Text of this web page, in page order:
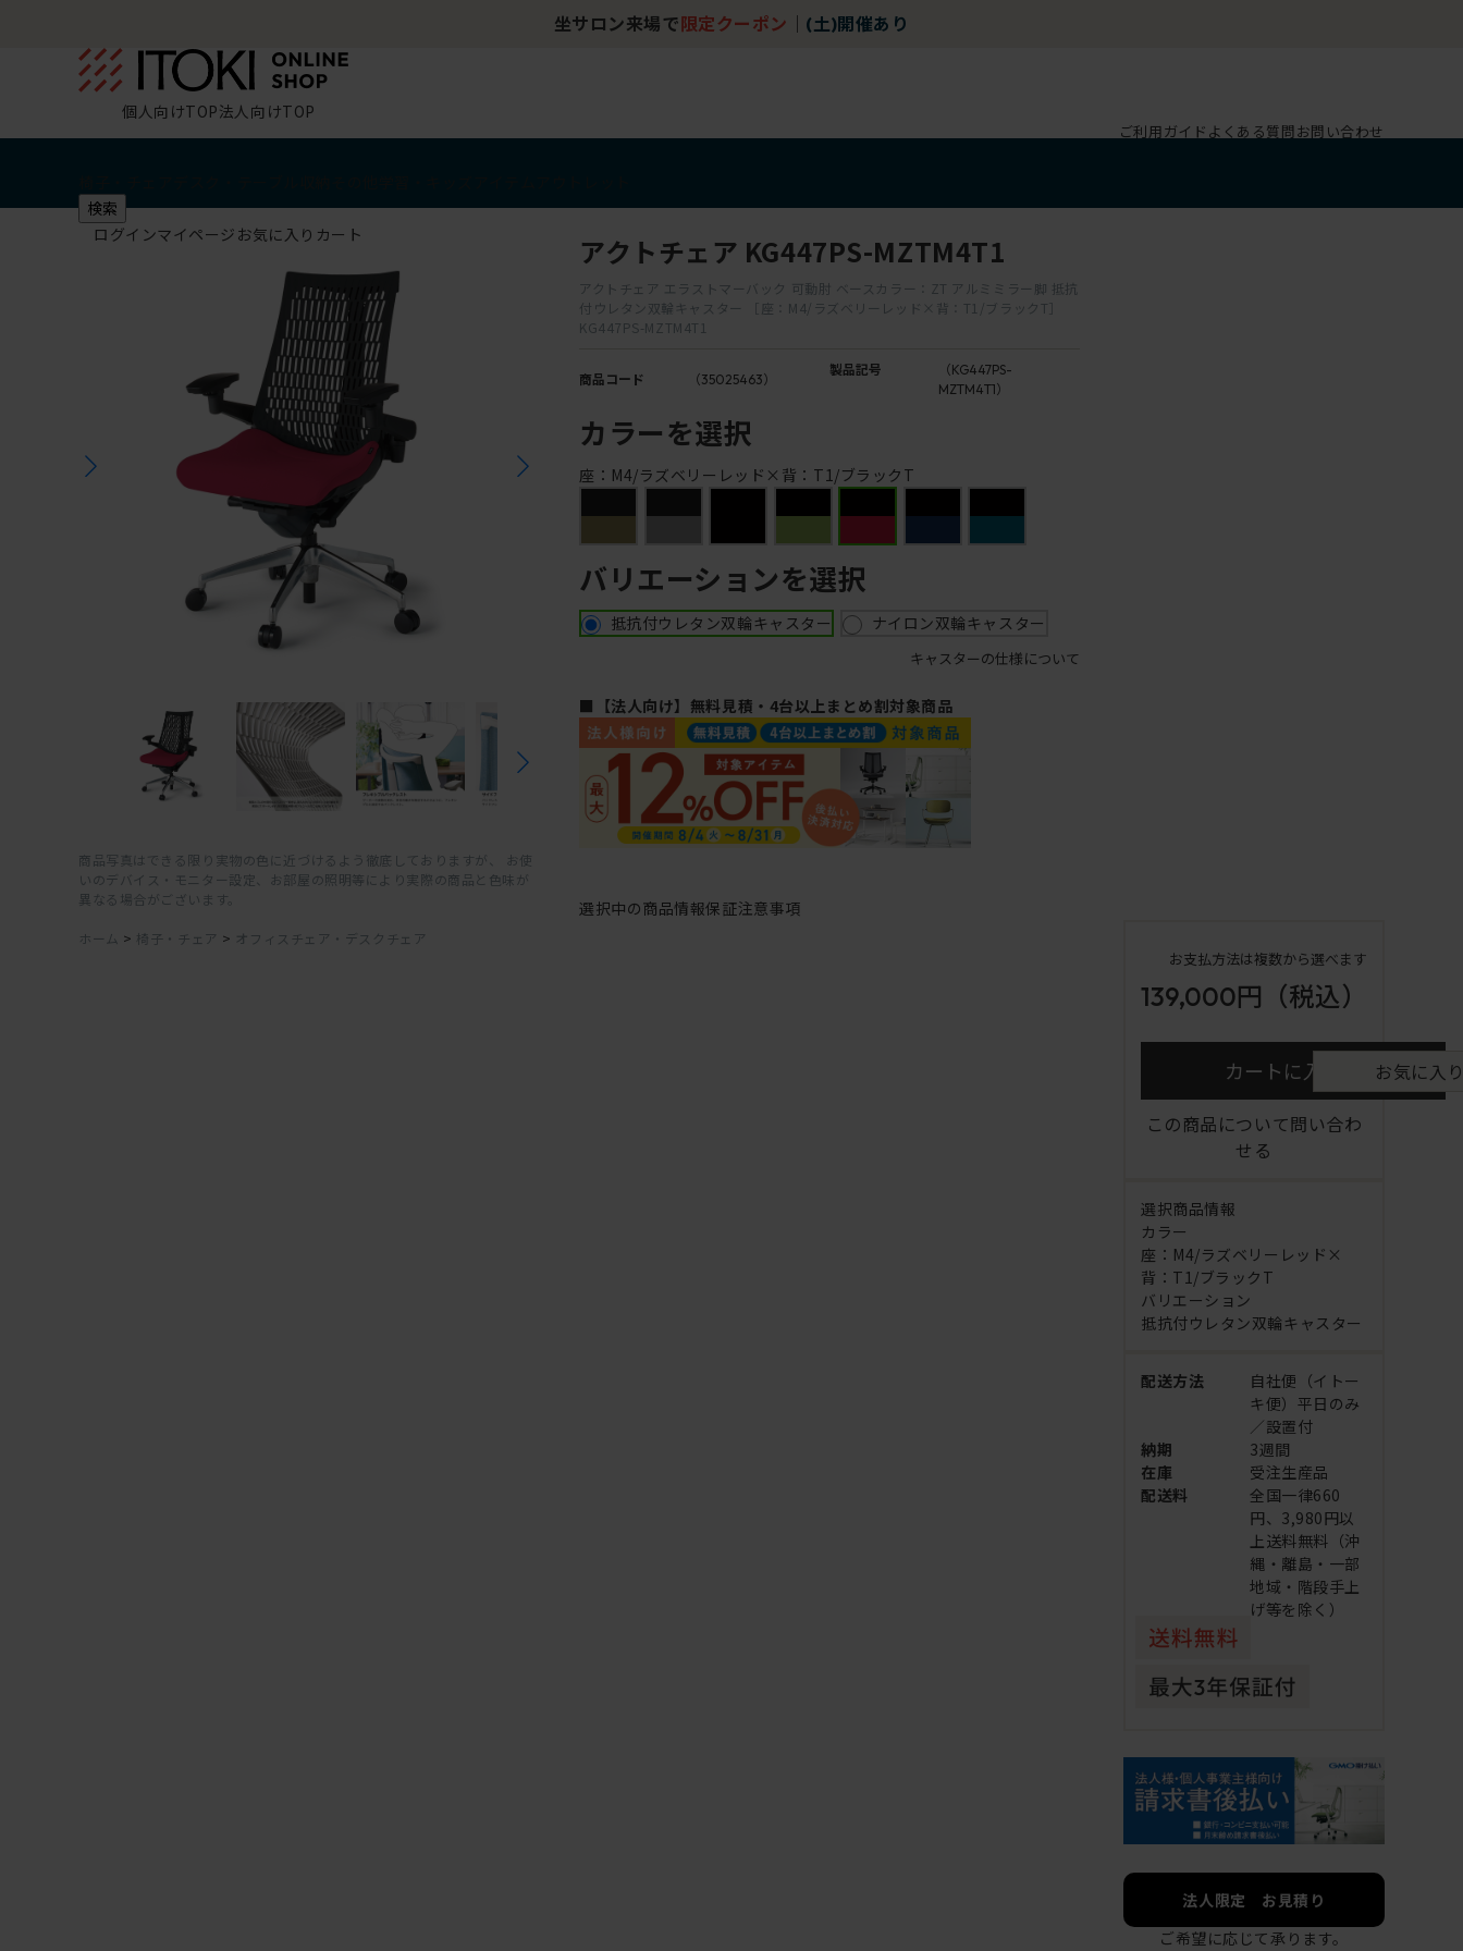
坐サロン来場で 限定クーポン (土)開催あり
個人向けTOP法人向けTOP
ご利用ガイド よくある質問お問い合わせ
検索
ログインマイページ お気に入り カート
商品写真はできる限り実物の色に近づけるよう徹底しておりますが、 お使
いのデバイス・モニター設定、お部屋の照明等により実際の商品と色味が
異なる場合がございます。
ホーム > 椅子・チェア > オフィスチェア・デスクチェア
アクトチェア KG447PS-MZTM4T1
アクトチェア エラストマーバック 可動肘 ベースカラー：ZT アルミミラー脚 抵抗
付ウレタン双輪キャスター ［座：M4/ラズベリーレッド×背：T1/ブラックT］
KG447PS-MZTM4T1
商品コード （35025463）
製品記号
（KG447PS-
MZTM4T1）
カラーを選択
座：M4/ラズベリーレッド×背：T1/ブラックT
バリエーションを選択
抵抗付ウレタン双輪キャスター ナイロン双輪キャスター
キャスターの仕様について
■【法人向け】無料見積・4台以上まとめ割対象商品
選択中の商品情報保証注意事項
お支払方法は複数から選べます
139,000円 （税込）
カートに入れる お気に入
この商品について問い合わ
せる
選択商品情報
カラー
座：M4/ラズベリーレッド×
背：T1/ブラックT
バリエーション
抵抗付ウレタン双輪キャスター
配送方法
自社便（イトー
キ便）平日のみ
／設置付
納期
3週間
在庫
受注生産品
配送料
全国一律660
円、3,980円以
上送料無料（沖
縄・離島・一部
地域・階段手上
げ等を除く）
法人限定 お見積り
ご希望に応じて承ります。